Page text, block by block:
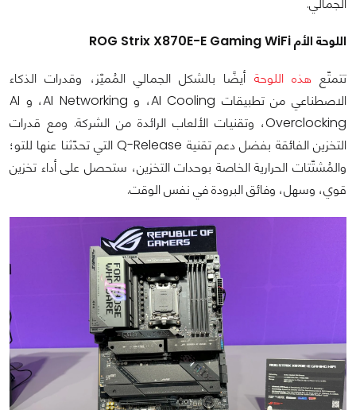
اللوحة الأم ROG Strix X870E-E Gaming WiFi
تتمتّعهذه اللوحة أيضًا بالشكل الجمالي المُميّز، وقدرات الذكاء
الاصطناعي من تطبيقات AI Cooling، و AI Networking، و AI
Overclocking، وتقنيات الألعاب الرائدة من الشركة. ومع قدرات
التخزين الفائقة بفضل دعم تقنية Q-Release التي تحدّثنا عنها للتو؛
والمُشتّتات الحرارية الخاصة بوحدات التخزين، ستحصل على أداء تخزين
قوي، وسهل، وفائق البرودة في نفس الوقت.